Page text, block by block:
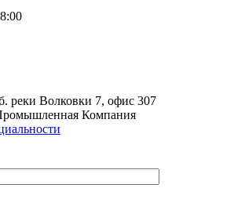
реки Волковки 7, офис 307
Компания